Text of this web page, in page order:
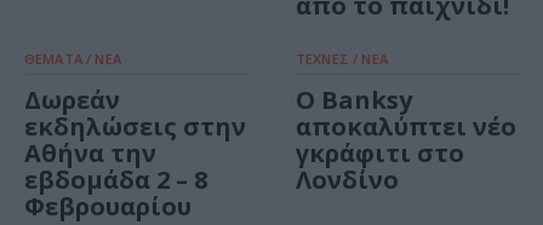
ΘΕΜΑΤΑ / ΝΕΑ
Δωρεάν
εκδηλώσεις στην
Αθήνα την
εβδομάδα 2 – 8
Φεβρουαρίου
ΤΕΧΝΕΣ / ΝΕΑ
Ο Banksy
αποκαλύπτει νέο
γκράφιτι στο
Λονδίνο